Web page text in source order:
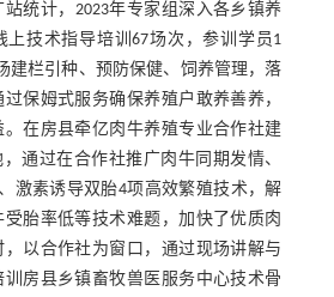
统计，2023年专家组深入各乡镇养
上技术指导培训67场次，参训学员1
建栏引种、预防保健、饲养管理，落
保姆式服务确保养殖户敢养善养，
在房县牵亿肉牛养殖专业合作社建
通过在合作社推广肉牛同期发情、
激素诱导双胎4项高效繁殖技术，解
胎率低等技术难题，加快了优质肉
以合作社为窗口，通过现场讲解与
房县乡镇畜牧兽医服务中心技术骨